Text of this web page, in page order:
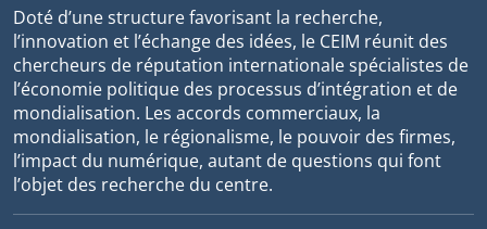
Doté d’une structure favorisant la recherche,
l’innovation et l’échange des idées, le CEIM réunit des
chercheurs de réputation internationale spécialistes de
l’économie politique des processus d’intégration et de
mondialisation. Les accords commerciaux, la
mondialisation, le régionalisme, le pouvoir des firmes,
l’impact du numérique, autant de questions qui font
l’objet des recherche du centre.